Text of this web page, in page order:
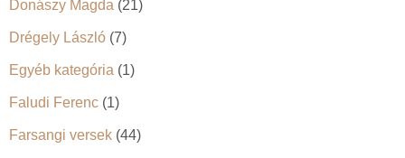
Donászy Magda (21)
Drégely László (7)
Egyéb kategória (1)
Faludi Ferenc (1)
Farsangi versek (44)